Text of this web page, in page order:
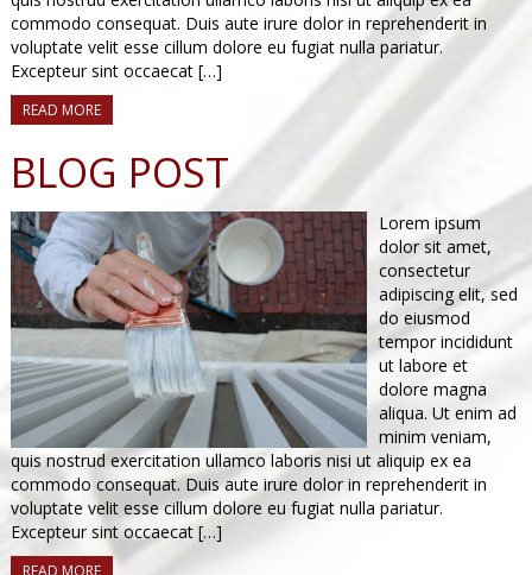
commodo consequat. Duis aute irure dolor in reprehenderit in
voluptate velit esse cillum dolore eu fugiat nulla pariatur.
Excepteur sint occaecat […]
READ MORE
BLOG POST
Lorem ipsum
dolor sit amet,
consectetur
adipiscing elit, sed
do eiusmod
tempor incididunt
ut labore et
dolore magna
aliqua. Ut enim ad
minim veniam,
quis nostrud exercitation ullamco laboris nisi ut aliquip ex ea
commodo consequat. Duis aute irure dolor in reprehenderit in
voluptate velit esse cillum dolore eu fugiat nulla pariatur.
Excepteur sint occaecat […]
READ MORE